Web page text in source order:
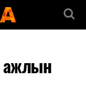
ажлын